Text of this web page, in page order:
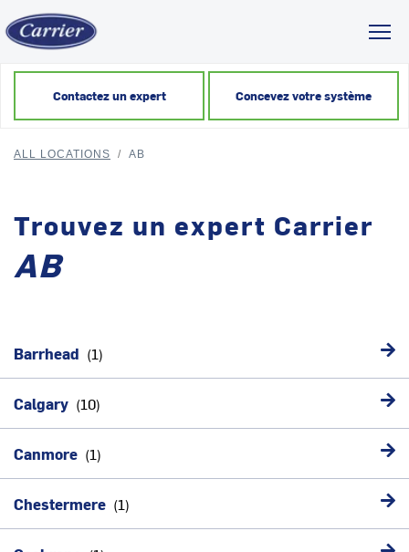
Contactez un expert Concevez votre système
ALL LOCATIONS / AB
Trouvez un expert Carrier
AB
Barrhead
Calgary
Canmore
Chestermere